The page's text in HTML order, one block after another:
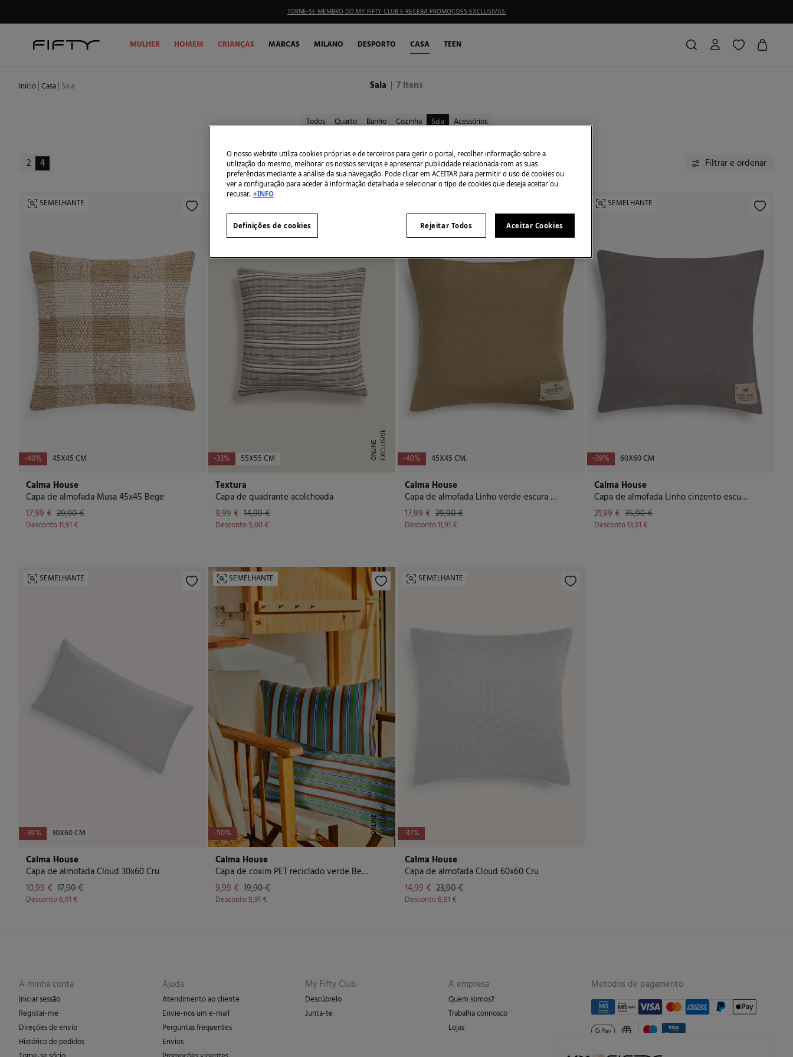
TORNE-SE MEMBRO DO MY FIFTY CLUB E RECEBA PROMOÇÕES EXCLUSIVAS.
MULHER HOMEM CRIANÇAS MARCAS MILANO DESPORTO CASA TEEN
Início Casa Sala Sala 7 itens
Todos Quarto Banho Cozinha Sala Acessórios
2 4 Filtrar e ordenar
-40% 45X45 CM
SEMELHANTE
Calma House
Capa de almofada Musa 45x45 Bege
17,99 € 29,90 €
Desconto11,91 €
-33% 55X55 CM E
X
C
L
U
S I
V
E
O
N
L
I
N
E
Textura
Capa de quadrante acolchoada
9,99 € 14,99 €
Desconto5,00 €
-40% 45X45 CM.
Calma House
Capa de almofada Linho verde-escura 45x45 cm.
17,99 € 29,90 €
Desconto11,91 €
-39% 60X60 CM
SEMELHANTE
Calma House
Capa de almofada Linho cinzento-escura 60x60 cm.
21,99 € 35,90 €
Desconto13,91 €
-39% 30X60 CM
SEMELHANTE
Calma House
Capa de almofada Cloud 30x60 Cru
10,99 € 17,90 €
Desconto6,91 €
-50% E
X
C
L
U
SI
V
E
O
N
L
I
N
E
SEMELHANTE
Calma House
Capa de coxim PET reciclado verde Berlin
9,99 € 19,90 €
Desconto9,91 €
-37%
SEMELHANTE
Calma House
Capa de almofada Cloud 60x60 Cru
14,99 € 23,90 €
Desconto8,91 €
A minha conta
Iniciar sessão
Registar-me
Direções de envio
Histórico de pedidos
Ajuda
Atendimento ao cliente
Envie-nos um e-mail
Perguntas frequentes
Envios
My Fifty Club
Descúbrelo
Junta-te
A empresa
Quem somos?
Trabalha connosco
Lojas
Metodos de pagamento
O nosso website utiliza cookies próprias e de terceiros para gerir o portal, recolher informação sobre a
utilização do mesmo, melhorar os nossos serviços e apresentar publicidade relacionada com as suas
preferências mediante a análise da sua navegação. Pode clicar em ACEITAR para permitir o uso de cookies ou
ver a configuração para aceder à informação detalhada e selecionar o tipo de cookies que deseja aceitar ou
recusar. +INFO
Rejeitar Todos Aceitar Cookies
Definições de cookies